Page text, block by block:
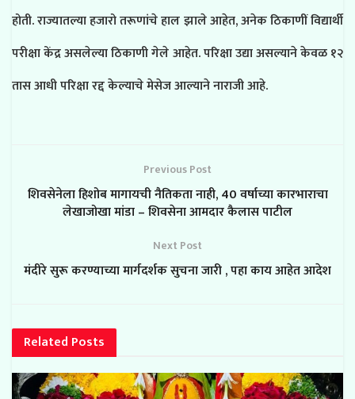
होती. राज्यातल्या हजारो तरूणांचे हाल झाले आहेत, अनेक ठिकाणीं विद्यार्थी
परीक्षा केंद्र असलेल्या ठिकाणी गेले आहेत. परिक्षा उद्या असल्याने केवळ १२
तास आधी परिक्षा रद्द केल्याचे मेसेज आल्याने नाराजी आहे.
Previous Post
शिवसेनेला हिशोब मागायची नैतिकता नाही, 40 वर्षाच्या कारभाराचा
लेखाजोखा मांडा – शिवसेना आमदार कैलास पाटील
Next Post
मंदीरे सुरू करण्याच्या मार्गदर्शक सुचना जारी , पहा काय आहेत आदेश
Related Posts